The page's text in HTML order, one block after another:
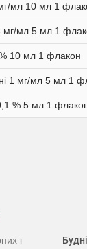
мл 10 мл 1
мг/мл 5 мл 1
% 10 мл 1 флакон
1 мг/мл 5 мл 1
0,1 % 5 мл 1
і